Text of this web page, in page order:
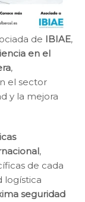
de IBIAE,
en el
,
el sector
y la mejora
,
de cada
logística
seguridad